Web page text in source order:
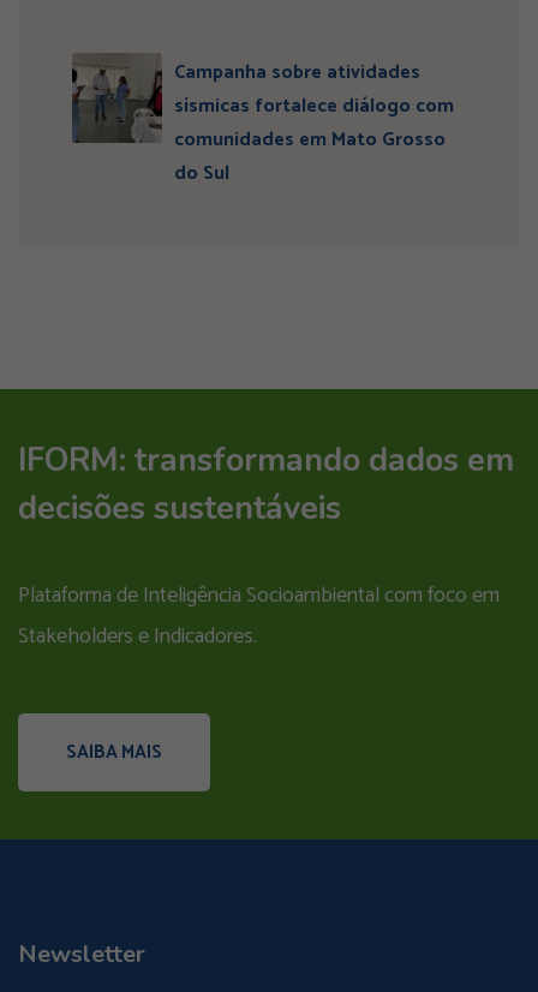
Campanha sobre atividades
sísmicas fortalece diálogo com
comunidades em Mato Grosso
do Sul
IFORM: transformando dados em
decisões sustentáveis
Plataforma de Inteligência Socioambiental com foco em
Stakeholders e Indicadores.
SAIBA MAIS
Newsletter